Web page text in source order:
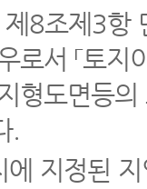
제8조제3
로서 「토
형도면등
.
지정된